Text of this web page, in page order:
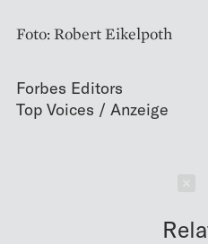
Foto: Robert Eikelpoth
Forbes Editors